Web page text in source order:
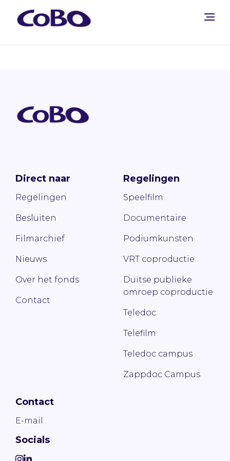
Direct naar
Regelingen
Besluiten
Filmarchief
Nieuws
Over het fonds
Contact
Regelingen
Speelfilm
Documentaire
Podiumkunsten
VRT coproductie
Duitse publieke
omroep coproductie
Teledoc
Telefilm
Teledoc campus
Zappdoc Campus
Contact
E-mail
Socials